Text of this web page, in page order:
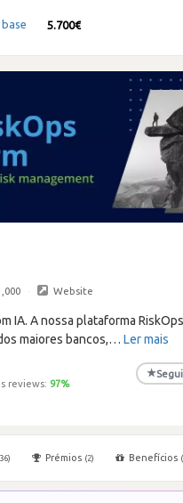
5.700€
· Website
IA. A nossa plataforma
maiores bancos,… Ler mais
reviews: 97%
★
Prémios (2) Benefícios